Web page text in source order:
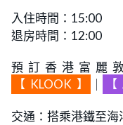
入住時間：15:00
退房時間：12:00
預訂香港富麗
【 KLOOK 】 【
交通：搭乘港鐵至海